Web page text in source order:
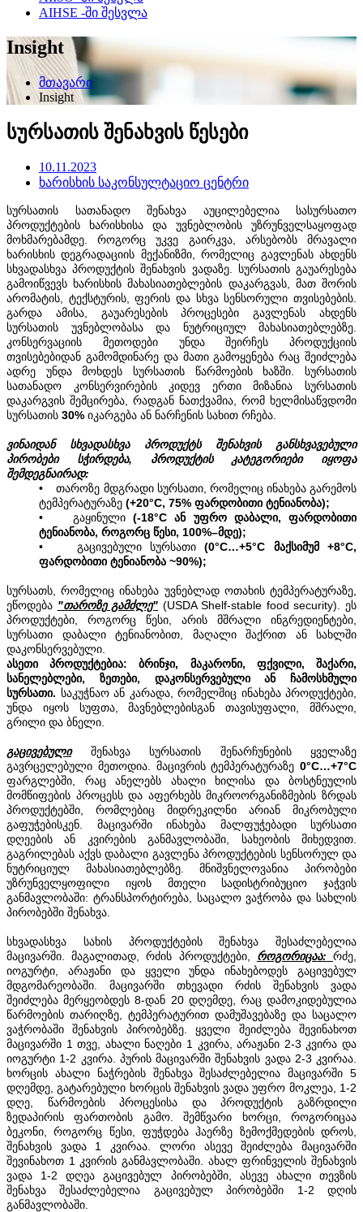
AIHSE -ში შესვლა
Insight
მთავარი
Insight
სურსათის შენახვის წესები
10.11.2023
ხარისხის საკონსულტაციო ცენტრი
სურსათის სათანადო შენახვა აუცილებელია სასურსათო
პროდუქტების ხარისხისა და უვნებლობის უზრუნველსაყოფად
მოხმარებამდე. როგორც უკვე გაირკვა, არსებობს მრავალი
ხარისხის დეგრადაციის მექანიზმი, რომელიც გავლენას ახდენს
სხვადასხვა პროდუქტის შენახვის ვადაზე. სურსათის გაუარესება
გამოიწვევს ხარისხის მახასიათებლების დაკარგვას, მათ შორის
არომატის, ტექსტურის, ფერის და სხვა სენსორული თვისებების.
გარდა ამისა, გაუარესების პროცესები გავლენას ახდენს
სურსათის უვნებლობასა და ნუტრიციულ მახასიათებლებზე.
კონსერვაციის მეთოდები უნდა შეირჩეს პროდუქციის
თვისებებიდან გამომდინარე და მათი გამოყენება რაც შეიძლება
ადრე უნდა მოხდეს სურსათის წარმოების ხაზში. სურსათის
სათანადო კონსერვირების კიდევ ერთი მიზანია სურსათის
დაკარგვის შემცირება, რადგან ნათქვამია, რომ ხელმისაწვდომი
სურსათის 30% იკარგება ან ნარჩენის სახით რჩება.
ვინაიდან სხვადასხვა პროდუქტს შენახვის განსხვავებული
პირობები სჭირდება, პროდუქტის კატეგორიები იყოფა
შემდეგნაირად:
• თაროზე მდგრადი სურსათი, რომელიც ინახება გარემოს
ტემპერატურაზე (+20°C, 75% ფარდობითი ტენიანობა);
• გაყინული(-18°C ან უფრო დაბალი, ფარდობითი
ტენიანობა, როგორც წესი, 100%–მდე);
• გაცივებული სურსათი(0°C…+5°C მაქსიმუმ +8°C,
ფარდობითი ტენიანობა ~90%);
სურსათს, რომელიც ინახება უვნებლად ოთახის ტემპერატურაზე,
ეწოდება "თაროზე გამძლე" (USDA Shelf-stable food security). ეს
პროდუქტები, როგორც წესი, არის მშრალი ინგრედიენტები,
სურსათი დაბალი ტენიანობით, მაღალი შაქრით ან სახლში
დაკონსერვებული.
ასეთი პროდუქტებია: ბრინჯი, მაკარონი, ფქვილი, შაქარი,
სანელებლები, ზეთები, დაკონსერვებული ან ჩამოსხმული
სურსათი. საკუჭნაო ან კარადა, რომელშიც ინახება პროდუქტები,
უნდა იყოს სუფთა, მავნებლებისგან თავისუფალი, მშრალი,
გრილი და ბნელი.
გაცივებულიშენახვა სურსათის შენარჩუნების ყველაზე
გავრცელებული მეთოდია. მაცივრის ტემპერატურაზე 0°C…+7°C
ფარგლებში, რაც ანელებს ახალი ხილისა და ბოსტნეულის
მომწიფების პროცესს და აფერხებს მიკროორგანიზმების ზრდას
პროდუქტებში, რომლებიც მიდრეკილნი არიან მიკრობული
გაფუჭებისკენ. მაცივარში ინახება მალფუჭებადი სურსათი
დღეების ან კვირების განმავლობაში, სახეობის მიხედვით.
გაგრილებას აქვს დაბალი გავლენა პროდუქტების სენსორულ და
ნუტრიციულ მახასიათებლებზე. მნიშვნელოვანია პირობები
უზრუნველყოფილი იყოს მთელი სადისტრიბუციო ჯაჭვის
განმავლობაში: ტრანსპორტირება, საცალო ვაჭრობა და სახლის
პირობებში შენახვა.
სხვადასხვა სახის პროდუქტების შენახვა შესაძლებელია
მაცივარში. მაგალითად, რძის პროდუქტები, როგორიცაა:რძე,
იოგურტი, არაჟანი და ყველი უნდა ინახებოდეს გაცივებულ
მდგომარეობაში. მაცივარში თხევადი რძის შენახვის ვადა
შეიძლება მერყეობდეს 8-დან 20 დღემდე, რაც დამოკიდებულია
წარმოების თარიღზე, ტემპერატურით დამუშავებაზე და საცალო
ვაჭრობაში შენახვის პირობებზე. ყველი შეიძლება შევინახოთ
მაცივარში 1 თვე, ახალი ნაღები 1 კვირა, არაჟანი 2-3 კვირა და
იოგურტი 1-2 კვირა. პურის მაცივარში შენახვის ვადა 2-3 კვირაა.
ხორცის ახალი ნაჭრების შენახვა შესაძლებელია მაცივარში 5
დღემდე, გატარებული ხორცის შენახვის ვადა უფრო მოკლეა, 1-2
დღე, წარმოების პროცესისა და პროდუქტის გაზრდილი
ზედაპირის ფართობის გამო. შემწვარი ხორცი, როგორიცაა
ბეკონი, როგორც წესი, ფუჭდება ჰაერზე ზემოქმედების დროს,
შენახვის ვადა 1 კვირაა. ლორი ასევე შეიძლება მაცივარში
შევინახოთ 1 კვირის განმავლობაში. ახალ ფრინველის შენახვის
ვადა 1-2 დღეა გაცივებულ პირობებში, ასევე ახალი თევზის
შენახვა შესაძლებელია გაცივებულ პირობებში 1-2 დღის
განმავლობაში.